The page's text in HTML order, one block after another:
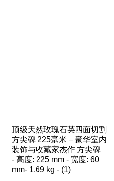
顶级天然玫瑰石英四面切割
方尖碑 225毫米 – 豪华室内
装饰与收藏家杰作 方尖碑
- 高度: 225 mm - 宽度: 60
mm- 1.69 kg - (1)